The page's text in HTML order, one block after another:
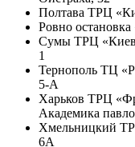
Полтава ТРЦ
Ровно
Сумы ТРЦ
1
Тернополь ТЦ
5-А
Харьков ТРЦ
Академика
Хмельницкий
6А